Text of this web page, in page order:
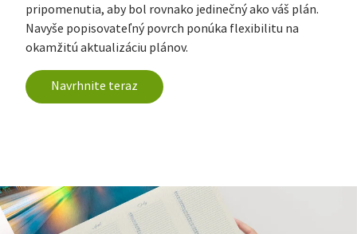
pripomenutia, aby bol rovnako jedinečný ako váš plán.
Navyše popisovateľný povrch ponúka flexibilitu na
okamžitú aktualizáciu plánov.
Navrhnite teraz